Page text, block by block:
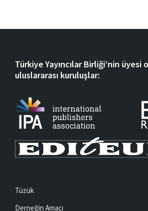
Türkiye Yayıncılar Birliği’nin üyesi
uluslararası kuruluşlar:
Tüzük
Derneğin Amacı